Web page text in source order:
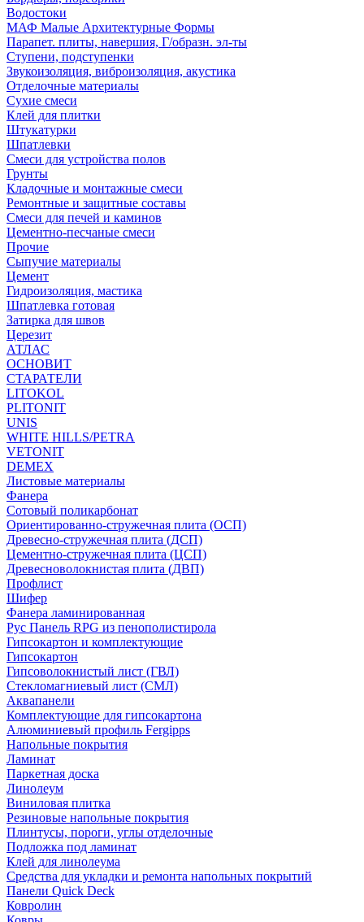
Водостоки
МАФ Малые Архитектурные Формы
Парапет. плиты, навершия, Г/образн. эл-ты
Ступени, подступенки
Звукоизоляция, виброизоляция, акустика
Отделочные материалы
Сухие смеси
Клей для плитки
Штукатурки
Шпатлевки
Смеси для устройства полов
Грунты
Кладочные и монтажные смеси
Ремонтные и защитные составы
Смеси для печей и каминов
Цементно-песчаные смеси
Прочие
Сыпучие материалы
Цемент
Гидроизоляция, мастика
Шпатлевка готовая
Затирка для швов
Церезит
АТЛАС
ОСНОВИТ
СТАРАТЕЛИ
LITOKOL
PLITONIT
UNIS
WHITE HILLS/PETRA
VETONIT
DEMEX
Листовые материалы
Фанера
Сотовый поликарбонат
Ориентированно-стружечная плита (ОСП)
Древесно-стружечная плита (ДСП)
Цементно-стружечная плита (ЦСП)
Древесноволокнистая плита (ДВП)
Профлист
Шифер
Фанера ламинированная
Рус Панель RPG из пенополистирола
Гипсокартон и комплектующие
Гипсокартон
Гипсоволокнистый лист (ГВЛ)
Стекломагниевый лист (СМЛ)
Аквапанели
Комплектующие для гипсокартона
Алюминиевый профиль Fergipps
Напольные покрытия
Ламинат
Паркетная доска
Линолеум
Виниловая плитка
Резиновые напольные покрытия
Плинтусы, пороги, углы отделочные
Подложка под ламинат
Клей для линолеума
Средства для укладки и ремонта напольных покрытий
Панели Quick Deck
Ковролин